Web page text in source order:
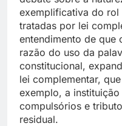
exemplificativa do rol
tratadas por lei
entendimento de que
razão do uso da
constitucional,
lei complementar,
exemplo, a
compulsórios e
residual.